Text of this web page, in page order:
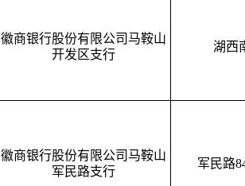
徽商银行股份有限公司马鞍山
开发区支行
湖西
徽商银行股份有限公司马鞍山
军民路支行
军民路